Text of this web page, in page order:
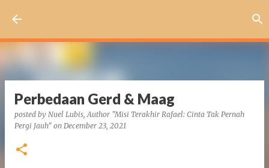
Perbedaan Gerd & Maag
posted by Nuel Lubis, Author "Misi Terakhir Rafael: Cinta Tak Pernah
Pergi Jauh" on December 23, 2021